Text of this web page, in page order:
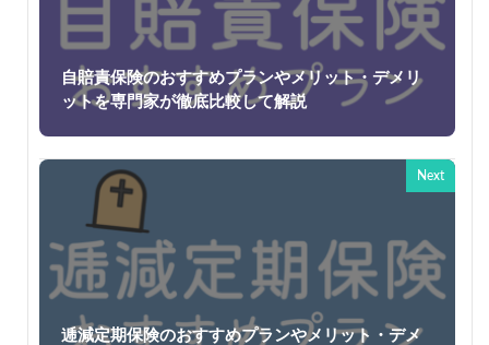
自賠責保険のおすすめプランやメリット・デメリ
ットを専門家が徹底比較して解説
Next
逓減定期保険のおすすめプランやメリット・デメ